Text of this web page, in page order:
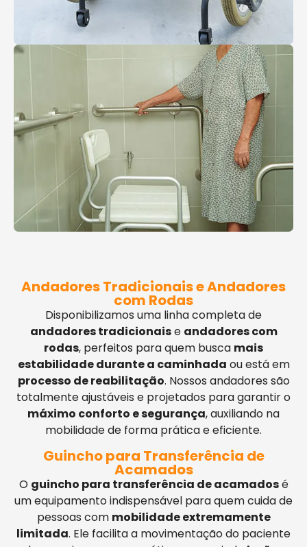
Andadores Tradicionais e Andadores
com Rodas
Disponibilizamos uma linha completa de
andadores tradicionaise andadores com
rodas, perfeitos para quem busca mais
estabilidade durante a caminhada ou está em
processo de reabilitação. Nossos andadores são
totalmente ajustáveis e projetados para garantir o
máximo conforto e segurança, auxiliando na
mobilidade de forma prática e eficiente.
Guincho para Transferência de
Acamados
O guincho para transferência de acamadosé
um equipamento indispensável para quem cuida de
pessoas com mobilidade extremamente
limitada. Ele facilita a movimentação do paciente